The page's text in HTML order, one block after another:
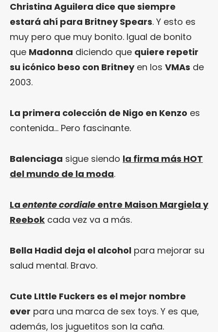
Christina Aguilera dice que siempre
estará ahí para Britney Spears. Y esto es
muy pero que muy bonito. Igual de bonito
que Madonna diciendo que quiere repetir
su icónico beso con Britneyen los VMAs de
2003.
La primera colección de Nigo en Kenzo es
contenida… Pero fascinante.
Balenciaga sigue siendo la firma más HOT
del mundo de la moda.
La entente cordiale entre Maison Margiela y
Reebok cada vez va a más.
Bella Hadid deja el alcohol para mejorar su
salud mental. Bravo.
Cute LIttle Fuckers es el mejor nombre
ever para una marca de sex toys. Y es que,
además, los juguetitos son la caña.